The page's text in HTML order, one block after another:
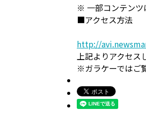
※ 一部コンテンツ
■アクセス方法
http://
上記よりアクセス
※ガラケーではご